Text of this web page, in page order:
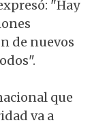
"Hay
de nuevos
que
va a